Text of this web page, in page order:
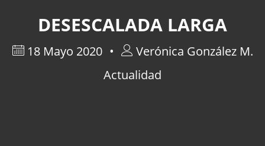
DESESCALADA LARGA
18 Mayo 2020
Verónica González M.
Actualidad